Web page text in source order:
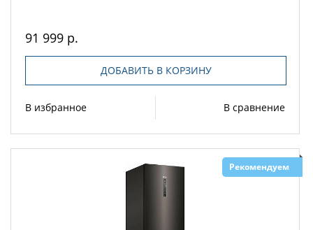
91 999 р.
ДОБАВИТЬ В КОРЗИНУ
В избранное В сравнение
Рекомендуем